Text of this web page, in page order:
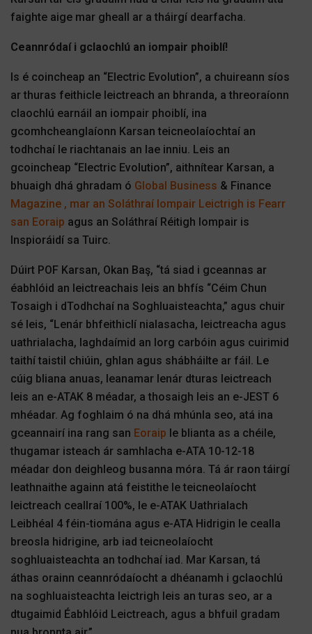
faighte aige mar gheall ar a tháirgí dearfacha.
Ceannródaí i gclaochlú an iompair phoiblí!
Is é coincheap an “Electric Evolution”, a chuireann síos
ar thuras feithicle leictreach an bhranda, a threoraíonn
claochlú earnáil an iompair phoiblí, ina
gcomhcheanglaíonn Karsan teicneolaíochtaí an
todhchaí le riachtanais an lae inniu. Leis an
gcoincheap “Electric Evolution”, aithnítear Karsan, a
bhuaigh dhá ghradam ó Global Business & Finance
Magazine , mar an Soláthraí Iompair Leictrigh is Fearr
san Eoraip agus an Soláthraí Réitigh Iompair is
Inspioráidí sa Tuirc.
Dúirt POF Karsan, Okan Baş, “tá siad i gceannas ar
éabhlóid an leictreachais leis an bhfís “Céim Chun
Tosaigh i dTodhchaí na Soghluaisteachta,” agus chuir
sé leis, “Lenár bhfeithiclí nialasacha, leictreacha agus
uathrialacha, laghdaímid an lorg carbóin agus cuirimid
taithí taistil chiúin, ghlan agus shábháilte ar fáil. Le
cúig bliana anuas, leanamar lenár dturas leictreach
leis an e-ATAK 8 méadar, a thosaigh leis an e-JEST 6
mhéadar. Ag foghlaim ó na dhá mhúnla seo, atá ina
gceannairí ina rang san Eoraip le blianta as a chéile,
thugamar isteach ár samhlacha e-ATA 10-12-18
méadar don deighleog busanna móra. Tá ár raon táirgí
leathnaithe againn atá feistithe le teicneolaíocht
leictreach ceallraí 100%, le e-ATAK Uathrialach
Leibhéal 4 féin-tiomána agus e-ATA Hidrigin le cealla
breosla hidrigine, arb iad teicneolaíocht
soghluaisteachta an todhchaí iad. Mar Karsan, tá
áthas orainn ceannródaíocht a dhéanamh i gclaochlú
na soghluaisteachta leictrigh leis an turas seo, ar a
dtugaimid Éabhlóid Leictreach, agus a bhfuil gradam